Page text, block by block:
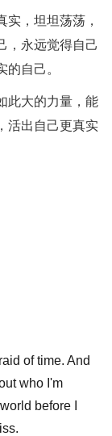
，坦坦荡荡，
，永远觉得自己
自己。
此大的力量，能
活出自己更真实
of time. And
who I'm
before I